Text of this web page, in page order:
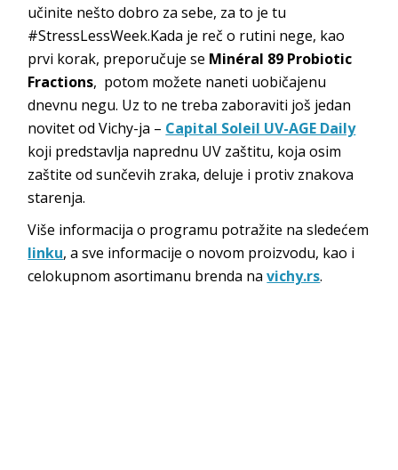
učinite nešto dobro za sebe, za to je tu
#StressLessWeek.Kada je reč o rutini nege, kao
prvi korak, preporučuje se Minéral 89 Probiotic
Fractions, potom možete naneti uobičajenu
dnevnu negu. Uz to ne treba zaboraviti još jedan
novitet od Vichy-ja – Capital Soleil UV-AGE Daily
koji predstavlja naprednu UV zaštitu, koja osim
zaštite od sunčevih zraka, deluje i protiv znakova
starenja.
Više informacija o programu potražite na sledećem
linku, a sve informacije o novom proizvodu, kao i
celokupnom asortimanu brenda navichy.rs.